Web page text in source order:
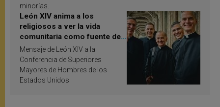
minorías.
León XIV anima a los
religiosos a ver la vida
comunitaria como fuente de
inspiración y santificación
Mensaje de León XIV a la
Conferencia de Superiores
Mayores de Hombres de los
Estados Unidos